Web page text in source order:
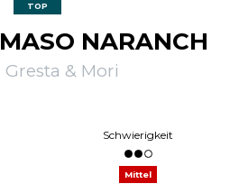
TOP
NARANCH
Gresta & Mori
Schwierigkeit
Mittel